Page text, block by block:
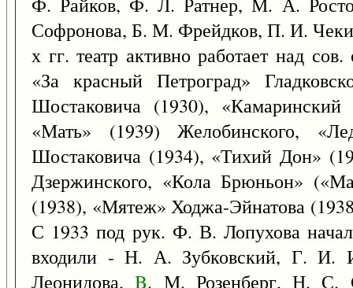
Софронова, Б. М. Фрейдков, П. И.
х гг. театр активно работает над
«За красный Петроград»
Шостаковича (1930),
«Мать» (1939) Желобинского,
Шостаковича (1934), «Тихий Дон»
Дзержинского, «Кола Брюньон»
(1938), «Мятеж» Ходжа-Эйнатова
С 1933 под рук. Ф. В. Лопухова
входили - Н. А. Зубковский, Г. И.
Леонидова,B. М. Розенберг, Н. С.